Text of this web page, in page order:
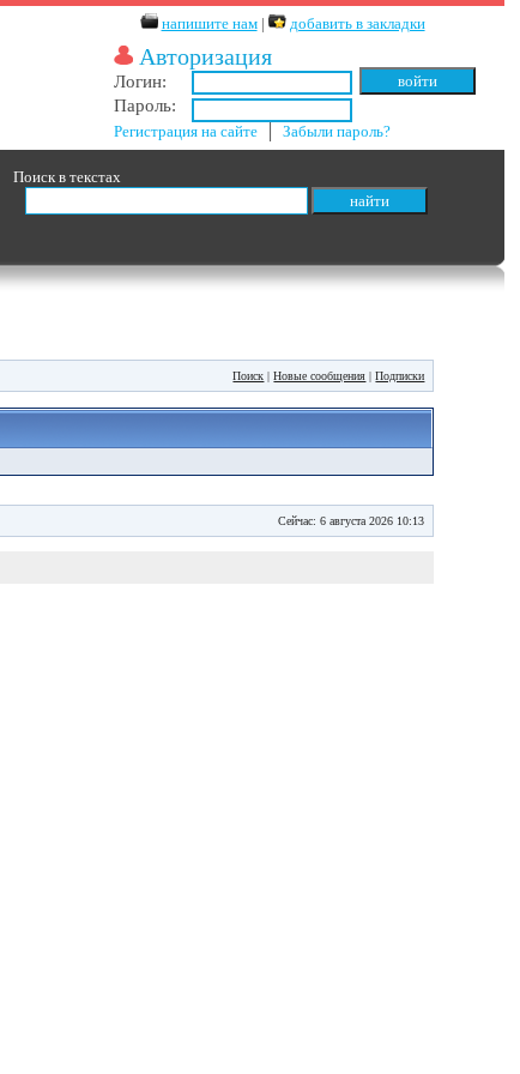
напишите нам| добавить в закладки
Авторизация
Логин:
Пароль:
Регистрация на сайте │Забыли пароль?
Поиск в текстах
Поиск |Новые сообщения |Подписки
Сейчас: 6 августа 2026 10:13